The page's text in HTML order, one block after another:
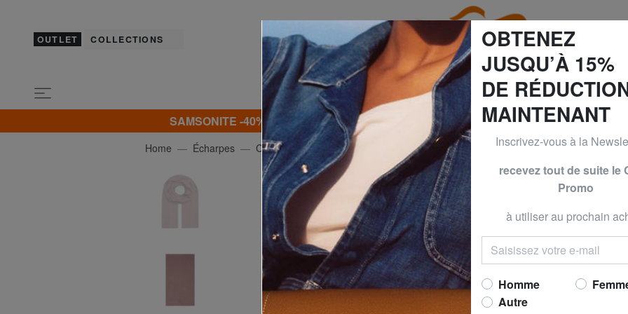
OUTLET COLLECTIONS
SAMSONITE -40% | -50% | -60% | -70% & BRACCIALINI à -50% | -60% | -70%
Home Écharpes CALVIN KLEIN
CALVIN
CK JEANS
polyester recyclé
Maintenant à
prix conseillé
OBTENEZ
JUSQU’À 15%
DE
MAINTENANT
Inscrivez-vous à la
recevez tout de suite le
Promo
à utiliser au prochain
Homme
Autre